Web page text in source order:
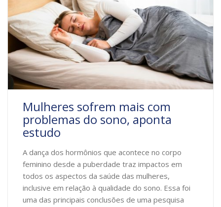
Mulheres sofrem mais com
problemas do sono, aponta
estudo
A dança dos hormônios que acontece no corpo
feminino desde a puberdade traz impactos em
todos os aspectos da saúde das mulheres,
inclusive em relação à qualidade do sono. Essa foi
uma das principais conclusões de uma pesquisa